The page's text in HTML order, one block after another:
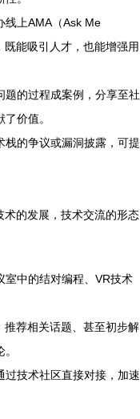
线上AMA（Ask Me
能吸引人才，也能增强用
题的过程成案例，分享至社
价值。
栈的争议或漏洞披露，可提
术的发展，技术交流的形态
室中的结对编程、VR技术
推荐相关话题、甚至初步解
过技术社区直接对接，加速